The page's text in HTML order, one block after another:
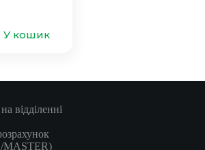
У кошик
відділенні
MASTER)